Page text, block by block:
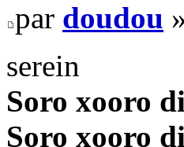
par doudou
serein
Soro xooro
Soro xooro